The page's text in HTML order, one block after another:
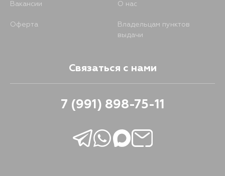
Вакансии О нас
Оферта
Владельцам пунктов
выдачи
Связаться с нами
7 (991) 898-75-11